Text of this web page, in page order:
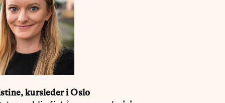
kursleder i Oslo